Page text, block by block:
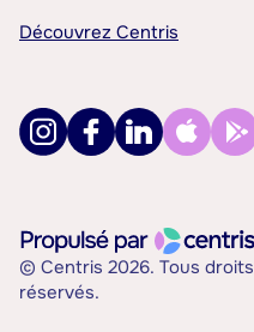
Découvrez Centris
© Centris 2026. Tous droits
réservés.